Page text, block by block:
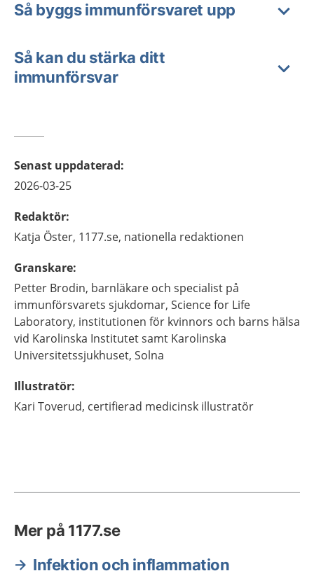
Så byggs immunförsvaret upp
Så kan du stärka ditt
immunförsvar
Senast uppdaterad:
2026-03-25
Redaktör:
Katja Öster, 1177.se, nationella redaktionen
Granskare:
Petter Brodin, barnläkare och specialist på
immunförsvarets sjukdomar, Science for Life
Laboratory, institutionen för kvinnors och barns hälsa
vid Karolinska Institutet samt Karolinska
Universitetssjukhuset, Solna
Illustratör:
Kari Toverud, certifierad medicinsk illustratör
Mer på 1177.se
Infektion och inflammation